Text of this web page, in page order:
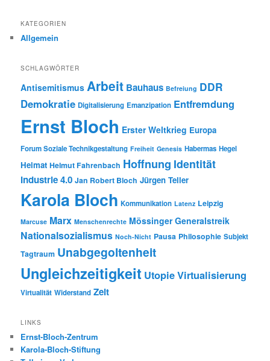
KATEGORIEN
Allgemein
SCHLAGWÖRTER
Antisemitismus Arbeit Bauhaus Befreiung DDR
Demokratie Digitalisierung Emanzipation Entfremdung
Ernst Bloch Erster Weltkrieg Europa
Forum Soziale Technikgestaltung Freiheit Genesis Habermas Hegel
Heimat Helmut Fahrenbach Hoffnung Identität
Industrie 4.0 Jan Robert Bloch Jürgen Teller
Karola Bloch Kommunikation Latenz Leipzig
Marcuse Marx Menschenrechte Mössinger Generalstreik
Nationalsozialismus Noch-Nicht Pausa Philosophie Subjekt
Tagtraum Unabgegoltenheit
Ungleichzeitigkeit UtopieVirtualisierung
Virtualität Widerstand Zeit
LINKS
Ernst-Bloch-Zentrum
Karola-Bloch-Stiftung